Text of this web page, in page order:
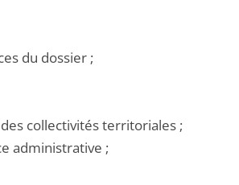
du dossier ;
collectivités territoriales ;
administrative ;